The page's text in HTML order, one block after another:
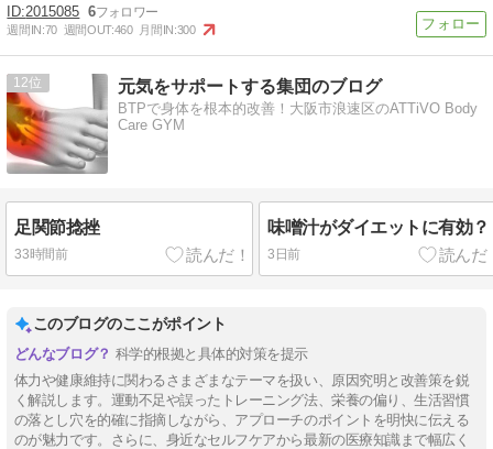
2015085 6
週間IN:70 週間OUT:460 月間IN:300
12 元気をサポートする集団のブログ
BTPで身体を根本的改善！大阪市浪速区のATTiVO Body
Care GYM
足関節捻挫
33時間前
味噌汁がダイエットに有効？
3日前
このブログのここがポイント
科学的根拠と具体的対策を提示
体力や健康維持に関わるさまざまなテーマを扱い、原因究明と改善策を鋭
く解説します。運動不足や誤ったトレーニング法、栄養の偏り、生活習慣
の落とし穴を的確に指摘しながら、アプローチのポイントを明快に伝える
のが魅力です。さらに、身近なセルフケアから最新の医療知識まで幅広く